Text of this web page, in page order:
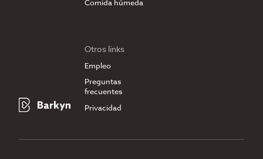
Comida húmeda
Otros links
Empleo
Preguntas
frecuentes
Privacidad